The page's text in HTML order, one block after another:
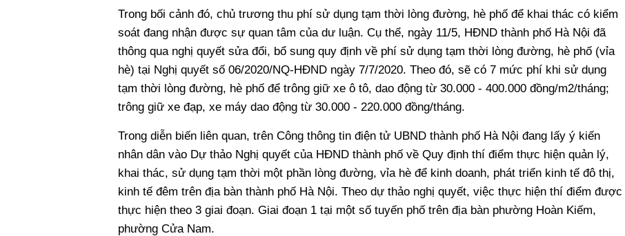
Trong bối cảnh đó, chủ trương thu phí sử dụng tạm thời lòng đường, hè phố để khai thác có kiểm
soát đang nhận được sự quan tâm của dư luận. Cụ thể, ngày 11/5, HĐND thành phố Hà Nội đã
thông qua nghị quyết sửa đổi, bổ sung quy định về phí sử dụng tạm thời lòng đường, hè phố (vỉa
hè) tại Nghị quyết số 06/2020/NQ-HĐND ngày 7/7/2020. Theo đó, sẽ có 7 mức phí khi sử dụng
tạm thời lòng đường, hè phố để trông giữ xe ô tô, dao động từ 30.000 - 400.000 đồng/m2/tháng;
trông giữ xe đạp, xe máy dao động từ 30.000 - 220.000 đồng/tháng.
Trong diễn biến liên quan, trên Công thông tin điện tử UBND thành phố Hà Nội đang lấy ý kiến
nhân dân vào Dự thảo Nghị quyết của HĐND thành phố về Quy định thí điểm thực hiện quản lý,
khai thác, sử dụng tạm thời một phần lòng đường, vỉa hè để kinh doanh, phát triển kinh tế đô thị,
kinh tế đêm trên địa bàn thành phố Hà Nội. Theo dự thảo nghị quyết, việc thực hiện thí điểm được
thực hiện theo 3 giai đoạn. Giai đoạn 1 tại một số tuyến phố trên địa bàn phường Hoàn Kiếm,
phường Cửa Nam.